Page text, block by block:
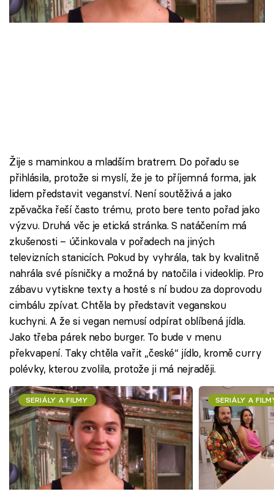
Škola vaření
Přihlášení
Sledujte nás
Žije s maminkou a mladším bratrem. Do pořadu se
přihlásila, protože si myslí, že je to příjemná forma, jak
lidem představit veganství. Není soutěživá a jako
zpěvačka řeší často trému, proto bere tento pořad jako
výzvu. Druhá věc je etická stránka. S natáčením má
zkušenosti – účinkovala v pořadech na jiných
televizních stanicích. Pokud by vyhrála, tak by kvalitně
nahrála své písničky a možná by natočila i videoklip. Pro
zábavu vytiskne texty a hosté s ní budou za doprovodu
cimbálu zpívat. Chtěla by představit veganskou
kuchyni. A že si vegan nemusí odpírat oblíbená jídla.
Jako třeba párek nebo burger. To bude v menu
překvapení. Taky chtěla vařit „české“ jídlo, kromě curry
polévky, kterou zvolila, protože ji má nejraději.
SERIÁLY A FILMY SERIÁLY A